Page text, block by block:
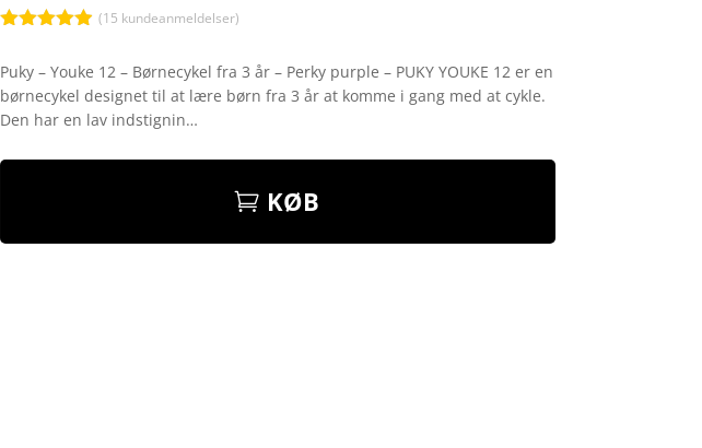
ud af 5
baseret på
kundebedøm
melser
(15 kundeanmeldelser)
Puky – Youke 12 – Børnecykel fra 3 år – Perky purple – PUKY YOUKE 12 er en
børnecykel designet til at lære børn fra 3 år at komme i gang med at cykle.
Den har en lav indstignin…
KØB